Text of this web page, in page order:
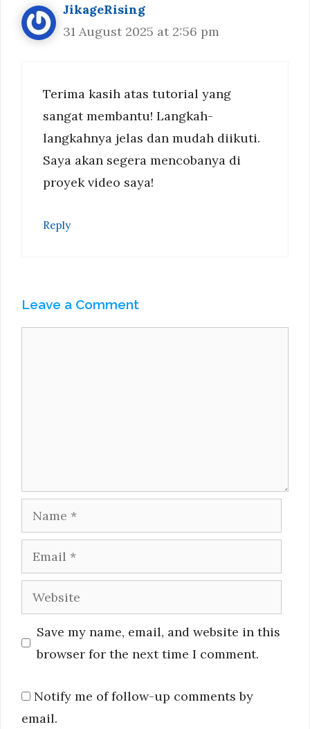
JikageRising
31 August 2025 at 2:56 pm
Terima kasih atas tutorial yang
sangat membantu! Langkah-
langkahnya jelas dan mudah diikuti.
Saya akan segera mencobanya di
proyek video saya!
Reply
Leave a Comment
Name
Email
Website
Save my name, email, and website in this
browser for the next time I comment.
Notify me of follow-up comments by
email.